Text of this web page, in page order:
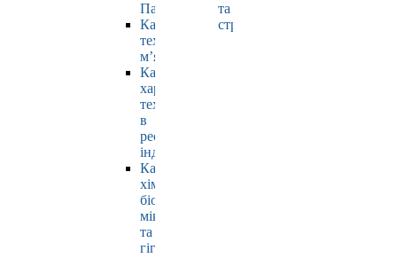
Павлюк
Кафедра
технології
м’яса
Кафедра
харчових
технологій
в
ресторанній
індустрії
Кафедра
хімії,
біохімії,
мікробіології
та
гігієни
та
страхування